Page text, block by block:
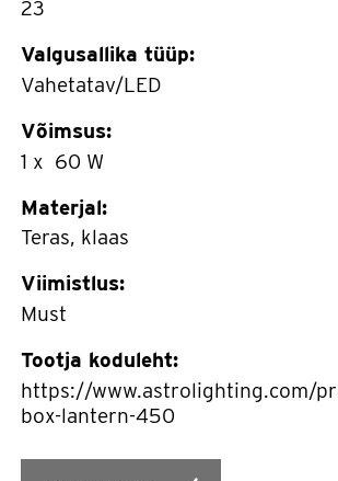
23
Valgusallika tüüp:
Vahetatav/LED
Võimsus:
1 x 60 W
Materjal:
Teras, klaas
Viimistlus:
Must
Tootja koduleht:
https://www.astrolighting.com/
box-lantern-450